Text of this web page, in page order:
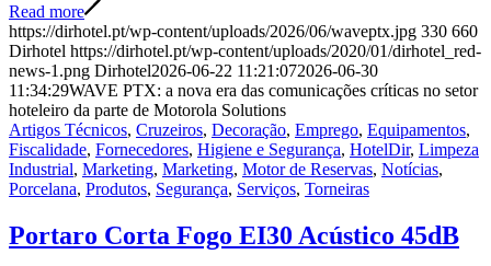
Read more
https://dirhotel.pt/wp-content/uploads/2026/06/waveptx.jpg 330 660
Dirhotel https://dirhotel.pt/wp-content/uploads/2020/01/dirhotel_red-
news-1.png Dirhotel2026-06-22 11:21:072026-06-30
11:34:29WAVE PTX: a nova era das comunicações críticas no setor
hoteleiro da parte de Motorola Solutions
Artigos Técnicos, Cruzeiros, Decoração, Emprego, Equipamentos,
Fiscalidade, Fornecedores, Higiene e Segurança, HotelDir, Limpeza
Industrial, Marketing, Marketing, Motor de Reservas, Notícias,
Porcelana, Produtos, Segurança, Serviços, Torneiras
Portaro Corta Fogo EI30 Acústico 45dB